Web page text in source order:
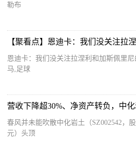
勒布
恩迪卡：我们没关注拉涅利和加斯佩里
马,足球
春风并未能吹散中化岩土（SZ002542，
元）头顶